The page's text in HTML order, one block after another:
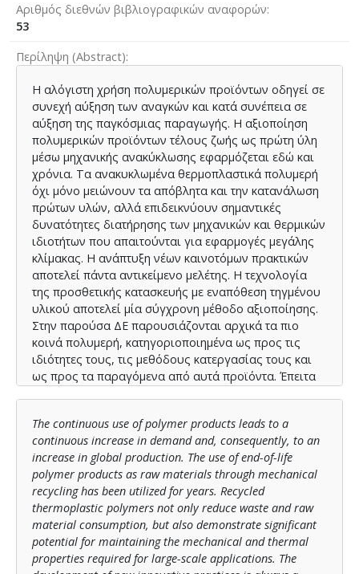
Αριθμός διεθνών βιβλιογραφικών αναφορών
53
Περίληψη (Abstract)
Η αλόγιστη χρήση πολυμερικών προϊόντων οδηγεί σε
συνεχή αύξηση των αναγκών και κατά συνέπεια σε
αύξηση της παγκόσμιας παραγωγής. Η αξιοποίηση
πολυμερικών προϊόντων τέλους ζωής ως πρώτη ύλη
μέσω μηχανικής ανακύκλωσης εφαρμόζεται εδώ και
χρόνια. Τα ανακυκλωμένα θερμοπλαστικά πολυμερή
όχι μόνο μειώνουν τα απόβλητα και την κατανάλωση
πρώτων υλών, αλλά επιδεικνύουν σημαντικές
δυνατότητες διατήρησης των μηχανικών και θερμικών
ιδιοτήτων που απαιτούνται για εφαρμογές μεγάλης
κλίμακας. Η ανάπτυξη νέων καινοτόμων πρακτικών
αποτελεί πάντα αντικείμενο μελέτης. Η τεχνολογία
της προσθετικής κατασκευής με εναπόθεση τηγμένου
υλικού αποτελεί μία σύγχρονη μέθοδο αξιοποίησης.
Στην παρούσα ΔΕ παρουσιάζονται αρχικά τα πιο
κοινά πολυμερή, κατηγοριοποιημένα ως προς τις
ιδιότητες τους, τις μεθόδους κατεργασίας τους και
ως προς τα παραγόμενα από αυτά προϊόντα. Έπειτα
Ελλάδα αλλά και στον υπόλοιπο κόσμο.
Περιγράφονται οι παραδοσιακές μέθοδοι
ανακύκλωσης των πολυμερών, με έμφαση στη
μηχανική ανακύκλωση, τα πλεονεκτήματα και τα
μειονεκτήματα της αλλά και οι πιθανοί τρόποι για την
αντιμετώπιση των προβλημάτων που
παρουσιάζονται. Στη συνέχεια γίνεται μια εισαγωγή
στις τεχνολογίες προσθετικής κατασκευής, δίνοντας
ιδιαίτερη έμφαση στην τεχνολογία εναπόθεσης
The continuous use of polymer products leads to a
continuous increase in demand and, consequently, to an
increase in global production. The use of end-of-life
polymer products as raw materials through mechanical
recycling has been utilized for years. Recycled
thermoplastic polymers not only reduce waste and raw
material consumption, but also demonstrate significant
potential for maintaining the mechanical and thermal
properties required for large-scale applications. The